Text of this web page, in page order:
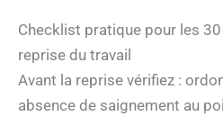
Checklist pratique pour les
reprise du travail
Avant la reprise vérifiez :
absence de saignement au